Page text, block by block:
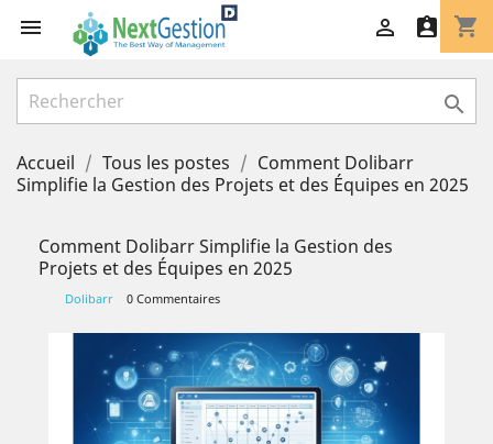
 shopping_cart
 

Accueil Tous les postes
Comment Dolibarr
Simplifie la Gestion des Projets et des Équipes en 2025
Comment Dolibarr Simplifie la Gestion des
Projets et des Équipes en 2025
Dolibarr 0 Commentaires